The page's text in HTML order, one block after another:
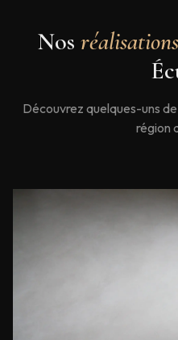
Nos réalisations
Découvrez quelques-uns
région